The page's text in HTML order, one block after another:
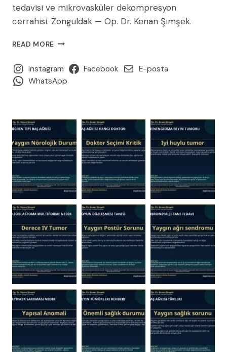
tedavisi ve mikrovasküler dekompresyon
cerrahisi. Zonguldak — Op. Dr. Kenan Şimşek.
READ MORE TRIGEMINAL
AĞRISININ
EN
NEDENLERI
VE
TEDAVISI
(2026
Instagram Facebook
E-posta
WhatsApp